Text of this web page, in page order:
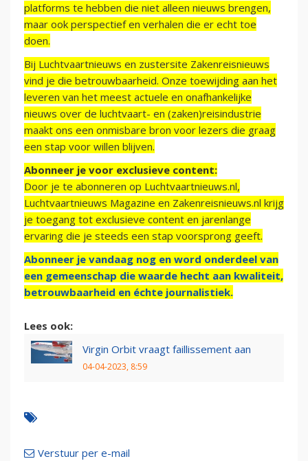
platforms te hebben die niet alleen nieuws brengen,
maar ook perspectief en verhalen die er echt toe
doen.
Bij Luchtvaartnieuws en zustersite Zakenreisnieuws
vind je die betrouwbaarheid. Onze toewijding aan het
leveren van het meest actuele en onafhankelijke
nieuws over de luchtvaart- en (zaken)reisindustrie
maakt ons een onmisbare bron voor lezers die graag
een stap voor willen blijven.
Abonneer je voor exclusieve content:
Door je te abonneren op Luchtvaartnieuws.nl,
Luchtvaartnieuws Magazine en Zakenreisnieuws.nl krijg
je toegang tot exclusieve content en jarenlange
ervaring die je steeds een stap voorsprong geeft.
Abonneer je vandaag nog en word onderdeel van
een gemeenschap die waarde hecht aan kwaliteit,
betrouwbaarheid en échte journalistiek.
Lees ook:
Virgin Orbit vraagt faillissement aan
04-04-2023, 8:59
Verstuur per e-mail